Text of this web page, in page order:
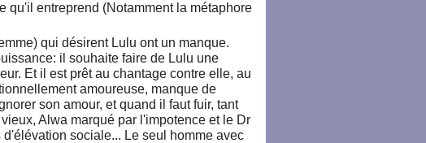
qu'il entreprend (Notamment la métaphore
qui désirent Lulu ont un manque.
il souhaite faire de Lulu une
Et il est prêt au chantage contre elle, au
amoureuse, manque de
son amour, et quand il faut fuir, tant
Alwa marqué par l'impotence et le Dr
sociale... Le seul homme avec